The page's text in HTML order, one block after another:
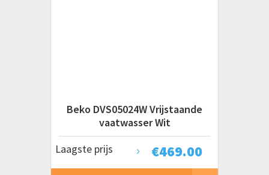
Beko DVS05024W Vrijstaande
vaatwasser Wit
€469.00
Laagste prijs